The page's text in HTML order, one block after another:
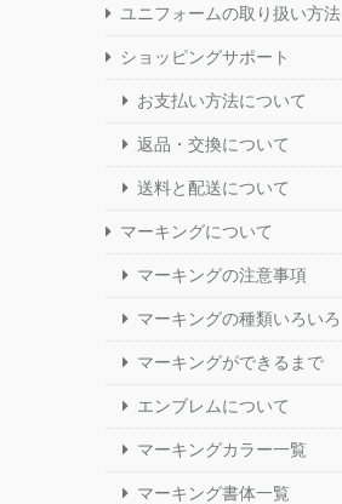
ユニフォームの取り扱い方法
ショッピングサポート
お支払い方法について
返品・交換について
送料と配送について
マーキングについて
マーキングの注意事項
マーキングの種類いろいろ
マーキングができるまで
エンブレムについて
マーキングカラー一覧
マーキング書体一覧